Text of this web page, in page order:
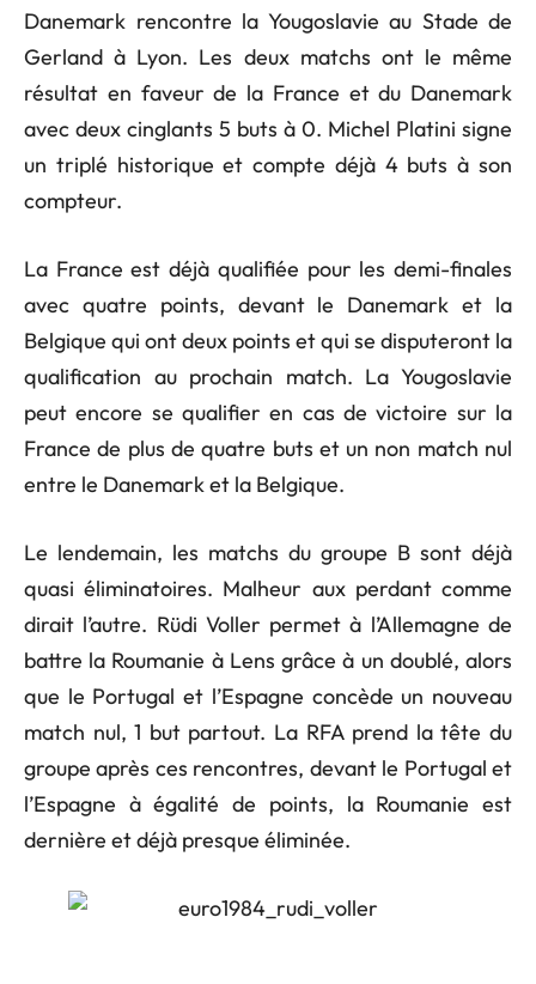
Danemark rencontre la Yougoslavie au Stade de
Gerland à Lyon. Les deux matchs ont le même
résultat en faveur de la France et du Danemark
avec deux cinglants 5 buts à 0. Michel Platini signe
un triplé historique et compte déjà 4 buts à son
compteur.
La France est déjà qualifiée pour les demi-finales
avec quatre points, devant le Danemark et la
Belgique qui ont deux points et qui se disputeront la
qualification au prochain match. La Yougoslavie
peut encore se qualifier en cas de victoire sur la
France de plus de quatre buts et un non match nul
entre le Danemark et la Belgique.
Le lendemain, les matchs du groupe B sont déjà
quasi éliminatoires. Malheur aux perdant comme
dirait l’autre. Rüdi Voller permet à l’Allemagne de
battre la Roumanie à Lens grâce à un doublé, alors
que le Portugal et l’Espagne concède un nouveau
match nul, 1 but partout. La RFA prend la tête du
groupe après ces rencontres, devant le Portugal et
l’Espagne à égalité de points, la Roumanie est
dernière et déjà presque éliminée.